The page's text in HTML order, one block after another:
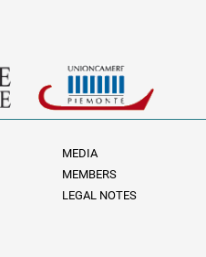
MEDIA
MEMBERS
LEGAL NOTES